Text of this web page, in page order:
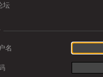
坛
名